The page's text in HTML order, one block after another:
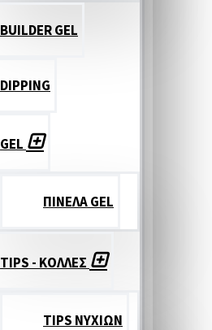
BUILDER GEL
DIPPING
GEL
ΠΙΝΕΛΑ GEL
TIPS - ΚΟΛΛΕΣ
TIPS ΝΥΧΙΩΝ